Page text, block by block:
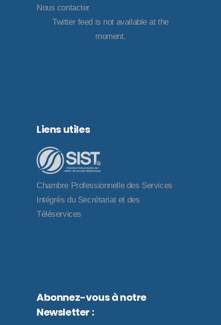
Nous contacter
Twitter feed is not available at the
moment.
Liens utiles
Chambre Professionnelle des Services
Intégrés du Secrétariat et des
Téléservices
Abonnez-vous à notre
Newsletter :